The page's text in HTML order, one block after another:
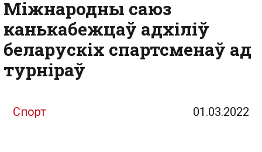
Міжнародны саюз
канькабежцаў адхіліў
беларускіх спартсменаў ад
турніраў
Спорт 01.03.2022